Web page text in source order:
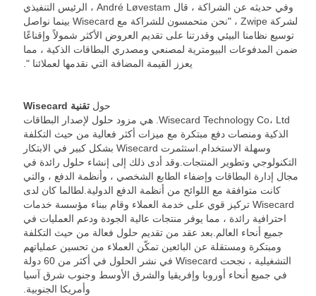
وفي حديثه عن الشراكة ، قال André Løvestam ، الرئيس التنفيذي
لشركة Zwipe ، "نحن متحمسون للشراكة مع Wisecard بينما نواصل
توسيع نظامنا البيئي وقدرتنا على تقديم العروض الأكثر شمولاً وإقناعًا
ضمن المدفوعات البيومترية لمصنعي ومصدري البطاقات الذكية ، مما
يعزز القيمة المضافة التي نقدمها لعملائنا ".
حول تقنية Wisecard
Wisecard Technology Co، Ltd. هي مزود حلول لإصدار البطاقات
الذكية ومنصات دفع مبتكرة مع ميزات أكثر فعالية من حيث التكلفة
وسهلة الاستخدام.استثمرت Wisecard بشكل كبير في الابتكار
التكنولوجي وتطوير المنتجات.وقد أدى ذلك إلى إنشاء حلول رائدة في
مجال إدارة البطاقات وإضفاء الطابع الشخصي ، وأنظمة الدفع ، والتي
كانت متوافقة مع اللوائح من أنظمة الدفع الدولية.لطالما كان لدى
Wisecard تركيز قوي على خدمة العملاء وقام ببناء مؤسسة خدمات
احترافية رائدة ، مما يوفر منتجات عالية الجودة ودعم العمليات في
جميع أنحاء العالم.بعد عقد من تقديم حلول فعالة من حيث التكلفة
ومبتكرة ومستقلة عن البائعين تمكّن العملاء من تحسين عملياتهم
التشغيلية ، نجحت Wisecard في نشر الحلول في أكثر من 60 دولة
في جميع أنحاء أوروبا وإفريقيا والشرق الأوسط وجنوب شرق آسيا
وأمريكا الجنوبية.